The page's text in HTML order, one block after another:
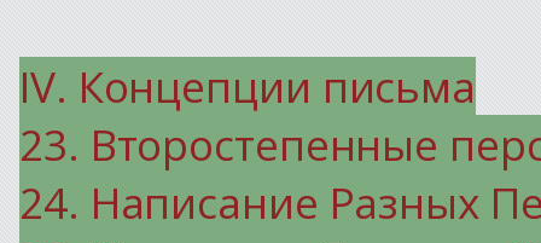
IV. Концепции письма
23. Второстепенные
24. Написание Разных